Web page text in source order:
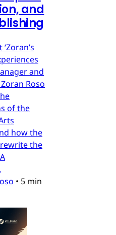
and
and
Roso
of the
how the
the
• 5 min